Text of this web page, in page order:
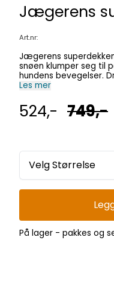
Jægerens
Art.nr:
Jægerens
snøen klumper seg til
hundens bevegelser.
forfrysninger. Hvilken størrelse passer min hund?
hunden (A). Målet
hunden ligge midt i
B oppgir
avstanden fra toppen
haleroten. Dressen skal sitte stramt slik at hunden ikke
løper seg ut av
Størrelse A B 1 55-65 cm 41 cm 2 60-70 cm 43 cm 3
Send en e-post til
Les mer
524,- 749,-
Velg Størrelse
På lager - pakkes og